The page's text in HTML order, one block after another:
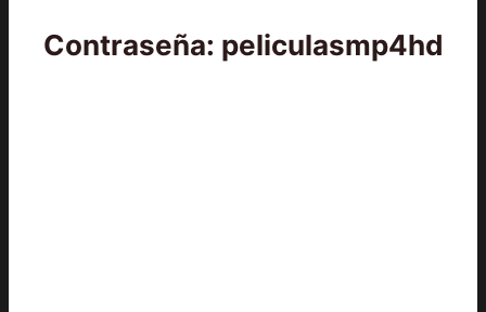
Contraseña: peliculasmp4hd